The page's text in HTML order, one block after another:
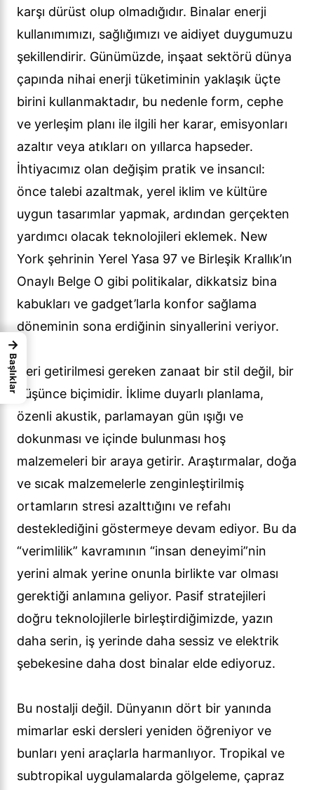
karşı dürüst olup olmadığıdır. Binalar enerji
kullanımımızı, sağlığımızı ve aidiyet duygumuzu
şekillendirir. Günümüzde, inşaat sektörü dünya
çapında nihai enerji tüketiminin yaklaşık üçte
birini kullanmaktadır, bu nedenle form, cephe
ve yerleşim planı ile ilgili her karar, emisyonları
azaltır veya atıkları on yıllarca hapseder.
İhtiyacımız olan değişim pratik ve insancıl:
önce talebi azaltmak, yerel iklim ve kültüre
uygun tasarımlar yapmak, ardından gerçekten
yardımcı olacak teknolojileri eklemek. New
York şehrinin Yerel Yasa 97 ve Birleşik Krallık’ın
Onaylı Belge O gibi politikalar, dikkatsiz bina
kabukları ve gadget’larla konfor sağlama
döneminin sona erdiğinin sinyallerini veriyor.
Geri getirilmesi gereken zanaat bir stil değil, bir
düşünce biçimidir. İklime duyarlı planlama,
özenli akustik, parlamayan gün ışığı ve
dokunması ve içinde bulunması hoş
malzemeleri bir araya getirir. Araştırmalar, doğa
ve sıcak malzemelerle zenginleştirilmiş
ortamların stresi azalttığını ve refahı
desteklediğini göstermeye devam ediyor. Bu da
“verimlilik” kavramının “insan deneyimi”nin
yerini almak yerine onunla birlikte var olması
gerektiği anlamına geliyor. Pasif stratejileri
doğru teknolojilerle birleştirdiğimizde, yazın
daha serin, iş yerinde daha sessiz ve elektrik
şebekesine daha dost binalar elde ediyoruz.
Bu nostalji değil. Dünyanın dört bir yanında
mimarlar eski dersleri yeniden öğreniyor ve
bunları yeni araçlarla harmanlıyor. Tropikal ve
subtropikal uygulamalarda gölgeleme, çapraz
→
Başlıklar